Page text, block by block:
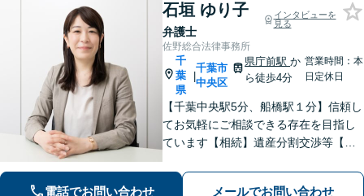
石垣 ゆり子
弁護士
インタビューを
見る
佐野総合法律事務所
千
葉
県
|
千葉市
中央区
県庁前駅か
ら徒歩4分
営業時間：本
日定休日
【千葉中央駅5分、船橋駅１分】信頼し
てお気軽にご相談できる存在を目指し
ています【相続】遺産分割交渉等【初
損をしない離婚／不貞慰謝料交渉【不
電話でお問い合わせ メールでお問い合わせ